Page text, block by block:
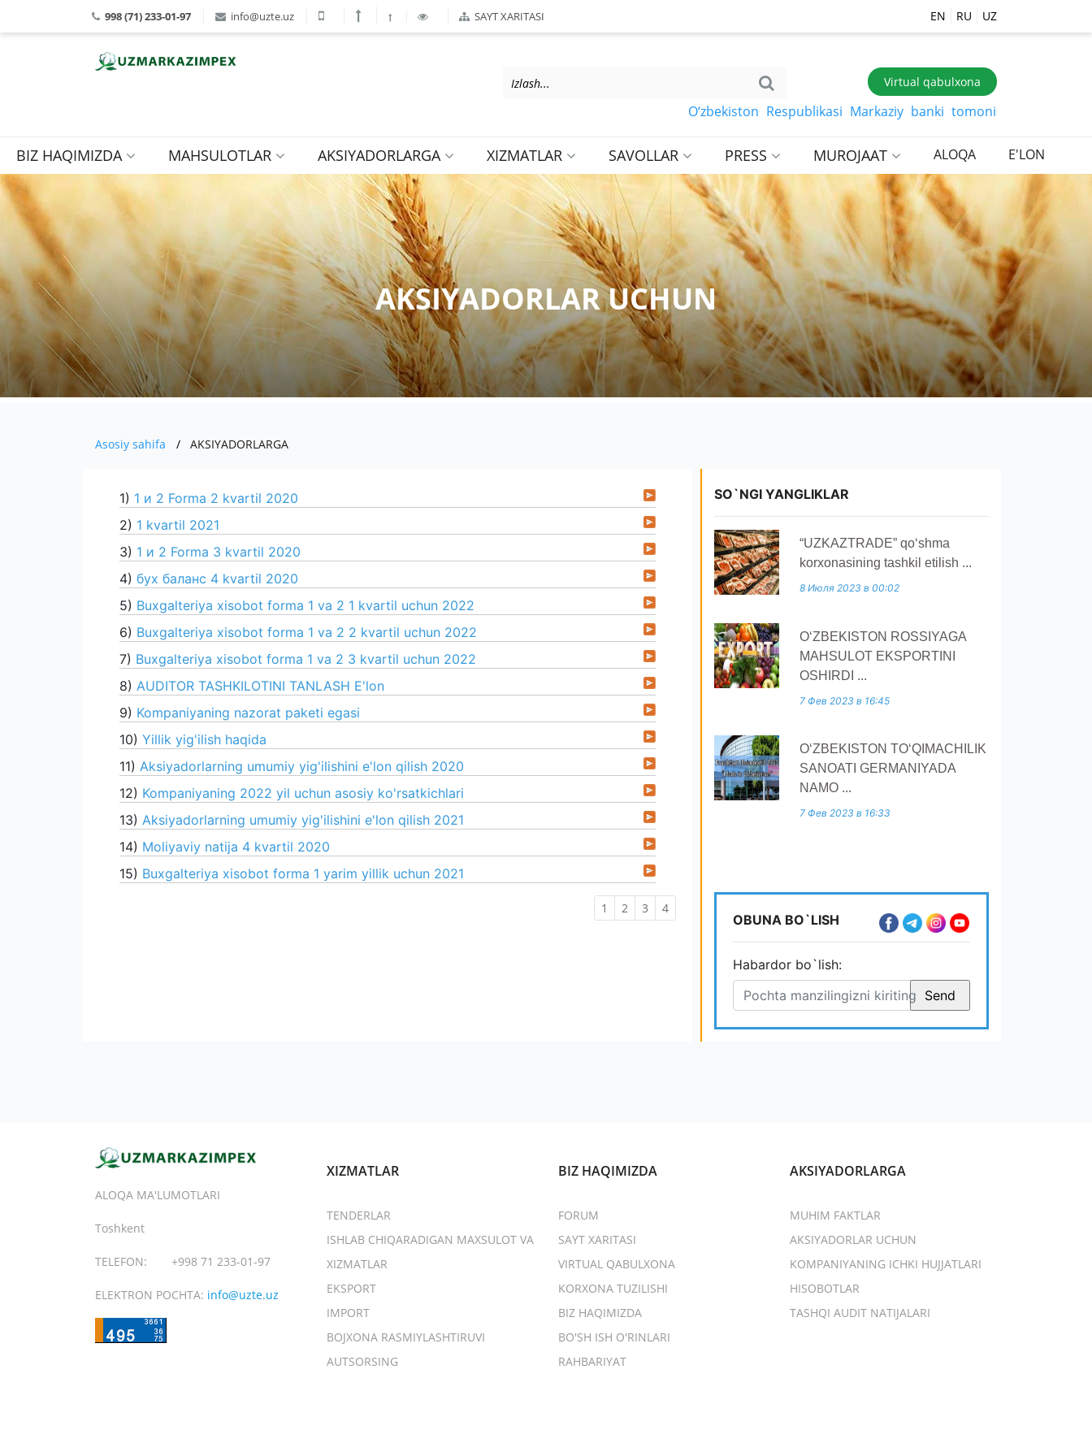
998 (71) 233-01-97 info@uzte.uz SAYT XARITASI EN RU UZ
Virtual qabulxona
O‘zbekiston Respublikasi Markaziy banki tomonidan belgilangan
BIZ HAQIMIZDA MAHSULOTLAR AKSIYADORLARGA XIZMATLAR SAVOLLAR PRESS MUROJAAT ALOQA E'LON
AKSIYADORLAR UCHUN
Asosiy sahifa AKSIYADORLARGA
1) 1 и 2 Forma 2 kvartil 2020
2) 1 kvartil 2021
3) 1 и 2 Forma 3 kvartil 2020
4) бух баланс 4 kvartil 2020
5) Buxgalteriya xisobot forma 1 va 2 1 kvartil uchun 2022
6) Buxgalteriya xisobot forma 1 va 2 2 kvartil uchun 2022
7) Buxgalteriya xisobot forma 1 va 2 3 kvartil uchun 2022
8) AUDITOR TASHKILOTINI TANLASH E'lon
9) Kompaniyaning nazorat paketi egasi
10) Yillik yig'ilish haqida
11) Aksiyadorlarning umumiy yig'ilishini e'lon qilish 2020
12) Kompaniyaning 2022 yil uchun asosiy ko'rsatkichlari
13) Aksiyadorlarning umumiy yig'ilishini e'lon qilish 2021
14) Moliyaviy natija 4 kvartil 2020
15) Buxgalteriya xisobot forma 1 yarim yillik uchun 2021
1 2 3 4
SO`NGI YANGLIKLAR
“UZKAZTRADE” qoʻshma
korxonasining tashkil etilish ...
8 Июля 2023 в 00:02
O‘ZBEKISTON ROSSIYAGA
MAHSULOT EKSPORTINI
OSHIRDI ...
7 Фев 2023 в 16:45
O‘ZBEKISTON TO‘QIMACHILIK
SANOATI GERMANIYADA
NAMO ...
7 Фев 2023 в 16:33
OBUNA BO`LISH
Habardor bo`lish:
ALOQA MA'LUMOTLARI
Toshkent
TELEFON: +998 71 233-01-97
ELEKTRON POCHTA: info@uzte.uz
XIZMATLAR
TENDERLAR
ISHLAB CHIQARADIGAN MAXSULOT VA
XIZMATLAR
EKSPORT
IMPORT
BOJXONA RASMIYLASHTIRUVI
AUTSORSING
BIZ HAQIMIZDA
FORUM
SAYT XARITASI
VIRTUAL QABULXONA
KORXONA TUZILISHI
BIZ HAQIMIZDA
BO'SH ISH O'RINLARI
RAHBARIYAT
AKSIYADORLARGA
MUHIM FAKTLAR
AKSIYADORLAR UCHUN
KOMPANIYANING ICHKI HUJJATLARI
HISOBOTLAR
TASHQI AUDIT NATIJALARI